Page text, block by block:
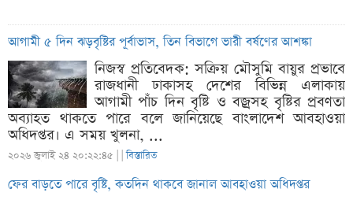
আগামী ৫ দিন ঝড়বৃষ্টির পূর্বাভাস, তিন বিভাগে ভারী বর্ষণের আশঙ্কা
নিজস্ব প্রতিবেদক: সক্রিয় মৌসুমি বায়ুর প্রভাবে
রাজধানী ঢাকাসহ দেশের বিভিন্ন এলাকায়
আগামী পাঁচ দিন বৃষ্টি ও বজ্রসহ বৃষ্টির প্রবণতা
অব্যাহত থাকতে পারে বলে জানিয়েছে বাংলাদেশ আবহাওয়া
অধিদপ্তর। এ সময় খুলনা, ...
২০২৬ জুলাই ২৪ ২০:২২:৪৫ | |বিস্তারিত
ফের বাড়তে পারে বৃষ্টি, কতদিন থাকবে জানাল আবহাওয়া অধিদপ্তর